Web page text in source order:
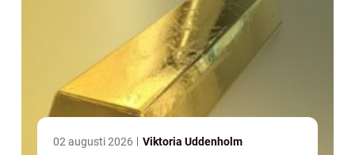
02 augusti 2026 Viktoria Uddenholm